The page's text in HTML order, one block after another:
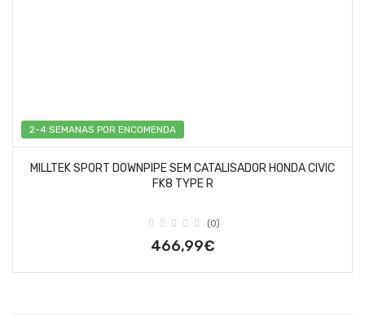
2-4 SEMANAS POR ENCOMENDA
MILLTEK SPORT DOWNPIPE SEM CATALISADOR HONDA CIVIC
FK8 TYPE R
(0)
466,99€